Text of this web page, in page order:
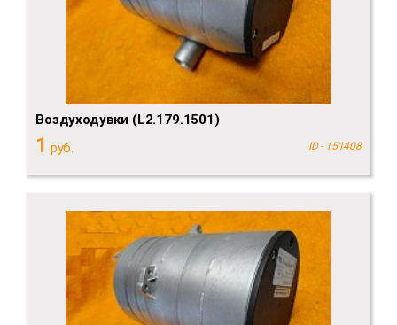
Воздуходувки (L2.179.1501)
1 руб. ID - 151408